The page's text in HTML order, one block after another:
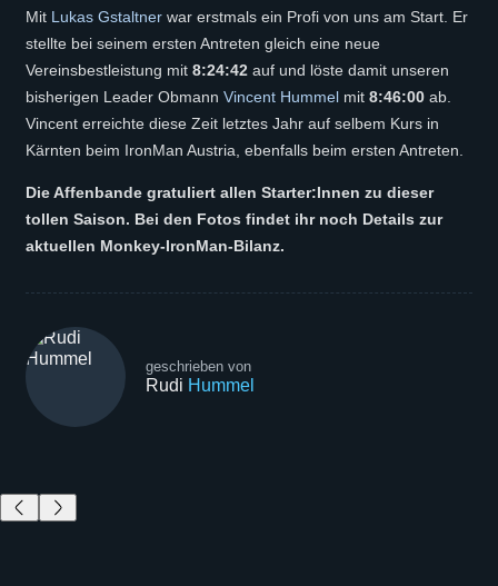
Mit Lukas Gstaltner war erstmals ein Profi von uns am Start. Er
stellte bei seinem ersten Antreten gleich eine neue
Vereinsbestleistung mit 8:24:42 auf und löste damit unseren
bisherigen Leader Obmann Vincent Hummel mit 8:46:00 ab.
Vincent erreichte diese Zeit letztes Jahr auf selbem Kurs in
Kärnten beim IronMan Austria, ebenfalls beim ersten Antreten.
Die Affenbande gratuliert allen Starter:Innen zu dieser
tollen Saison. Bei den Fotos findet ihr noch Details zur
aktuellen Monkey-IronMan-Bilanz.
geschrieben von
Rudi Hummel